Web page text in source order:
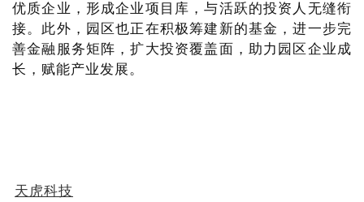
优质企业，形成企业项目库，与活跃的投资人无缝衔
接。此外，园区也正在积极筹建新的基金，进一步完
善金融服务矩阵，扩大投资覆盖面，助力园区企业成
长，赋能产业发展。
天虎科技